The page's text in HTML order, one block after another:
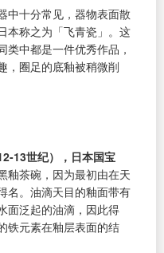
中十分常见，器物表面散
本称之为「飞青瓷」。这
中都是一件优秀作品，
，圈足的底釉被稍微削
13世纪），日本国宝
釉茶碗，因为最初由在天
名。油滴天目的釉面带有
面泛起的油滴，因此得
铁元素在釉层表面的结